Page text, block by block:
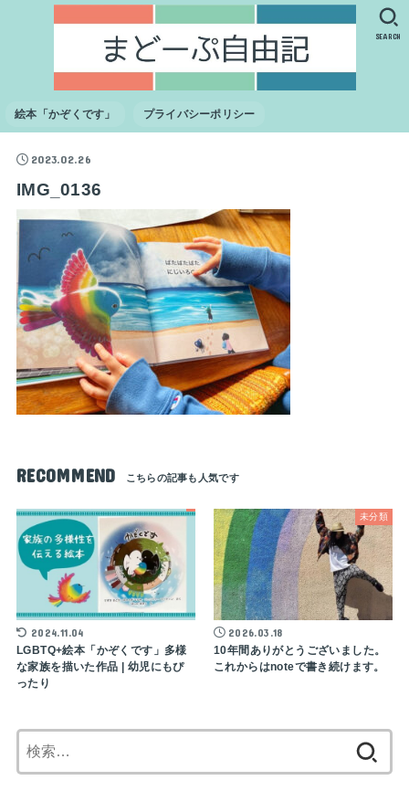
絵本「かぞくです」 プライバシーポリシー
SEARCH
2023.02.26
IMG_0136
RECOMMEND
2024.11.04
LGBTQ+絵本「かぞくです」多様
な家族を描いた作品 | 幼児にもぴ
ったり
未分類
2026.03.18
10年間ありがとうございました。
これからはnoteで書き続けます。
索: